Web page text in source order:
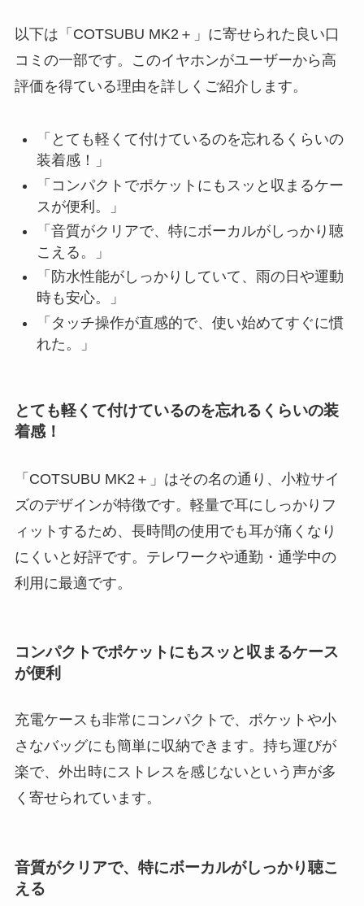
以下は「COTSUBU MK2＋」に寄せられた良い口
コミの一部です。このイヤホンがユーザーから高
評価を得ている理由を詳しくご紹介します。
「とても軽くて付けているのを忘れるくらいの
装着感！」
「コンパクトでポケットにもスッと収まるケー
スが便利。」
「音質がクリアで、特にボーカルがしっかり聴
こえる。」
「防水性能がしっかりしていて、雨の日や運動
時も安心。」
「タッチ操作が直感的で、使い始めてすぐに慣
れた。」
とても軽くて付けているのを忘れるくらいの装
着感！
「COTSUBU MK2＋」はその名の通り、小粒サイ
ズのデザインが特徴です。軽量で耳にしっかりフ
ィットするため、長時間の使用でも耳が痛くなり
にくいと好評です。テレワークや通勤・通学中の
利用に最適です。
コンパクトでポケットにもスッと収まるケース
が便利
充電ケースも非常にコンパクトで、ポケットや小
さなバッグにも簡単に収納できます。持ち運びが
楽で、外出時にストレスを感じないという声が多
く寄せられています。
音質がクリアで、特にボーカルがしっかり聴こ
える